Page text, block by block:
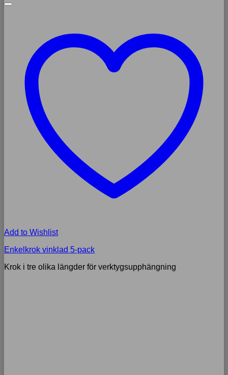
Add to Wishlist
Enkelkrok vinklad 5-pack
Krok i tre olika längder för verktygsupphängning